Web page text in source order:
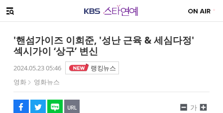
메뉴 열기
'핸섬가이즈 이희준, '성난 근육 & 세심다정'
섹시가이 ‘상구’ 변신
2024.05.23 05:46
랭킹뉴스
영화
영화뉴스
페이스북
트위터
네이버
URL복사
글씨 작게보기
가
글씨 크게보기
해시태그